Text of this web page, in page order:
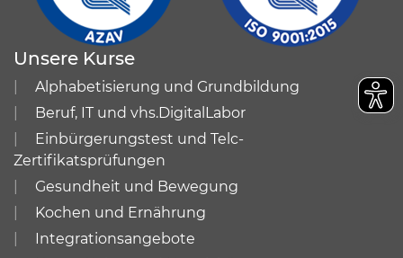
Unsere Kurse
Alphabetisierung und Grundbildung
Beruf, IT und vhs.DigitalLabor
Einbürgerungstest und Telc-
Zertifikatsprüfungen
Gesundheit und Bewegung
Kochen und Ernährung
Integrationsangebote